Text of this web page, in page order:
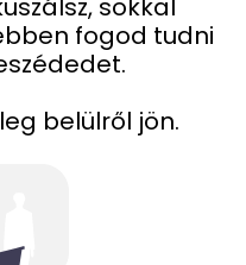
sokkal
fogod tudni
belülről jön.